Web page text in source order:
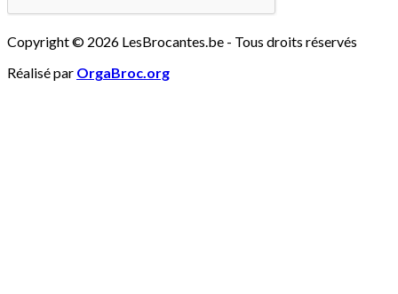
Copyright © 2026 LesBrocantes.be - Tous droits réservés
Réalisé par OrgaBroc.org